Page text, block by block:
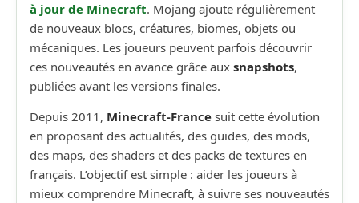
à jour de Minecraft. Mojang ajoute régulièrement
de nouveaux blocs, créatures, biomes, objets ou
mécaniques. Les joueurs peuvent parfois découvrir
ces nouveautés en avance grâce aux snapshots,
publiées avant les versions finales.
Depuis 2011, Minecraft-France suit cette évolution
en proposant des actualités, des guides, des mods,
des maps, des shaders et des packs de textures en
français. L’objectif est simple : aider les joueurs à
mieux comprendre Minecraft, à suivre ses nouveautés